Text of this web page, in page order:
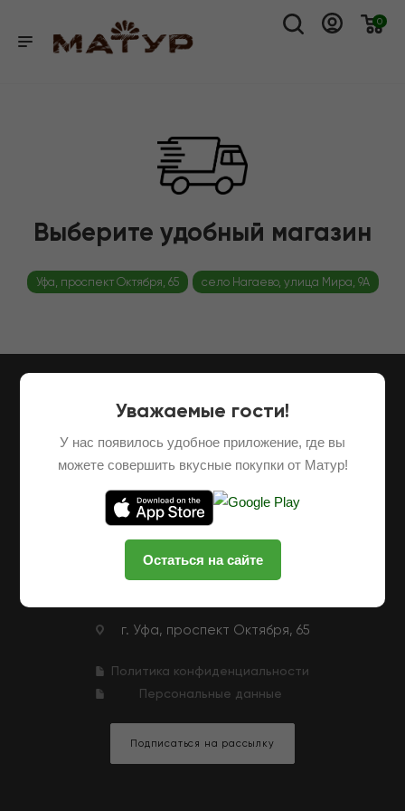
0
Выберите удобный магазин
Уфа, проспект Октября, 65 село Нагаево, улица Мира, 9А
ОПТОВЫЕ ПОСТАВКИ
НАШИ ФЕРМЕРЫ ВАКАНСИИ
КЛУБНАЯ ПРОГРАММА
+7 (927) 326-47-25 ЗАКАЗАТЬ ЗВОНОК
г. Уфа, проспект Октября, 65
Политика конфиденциальности
Персональные данные
Подписаться на рассылку
Уважаемые гости!
У нас появилось удобное приложение, где вы
можете совершить вкусные покупки от Матур!
Остаться на сайте